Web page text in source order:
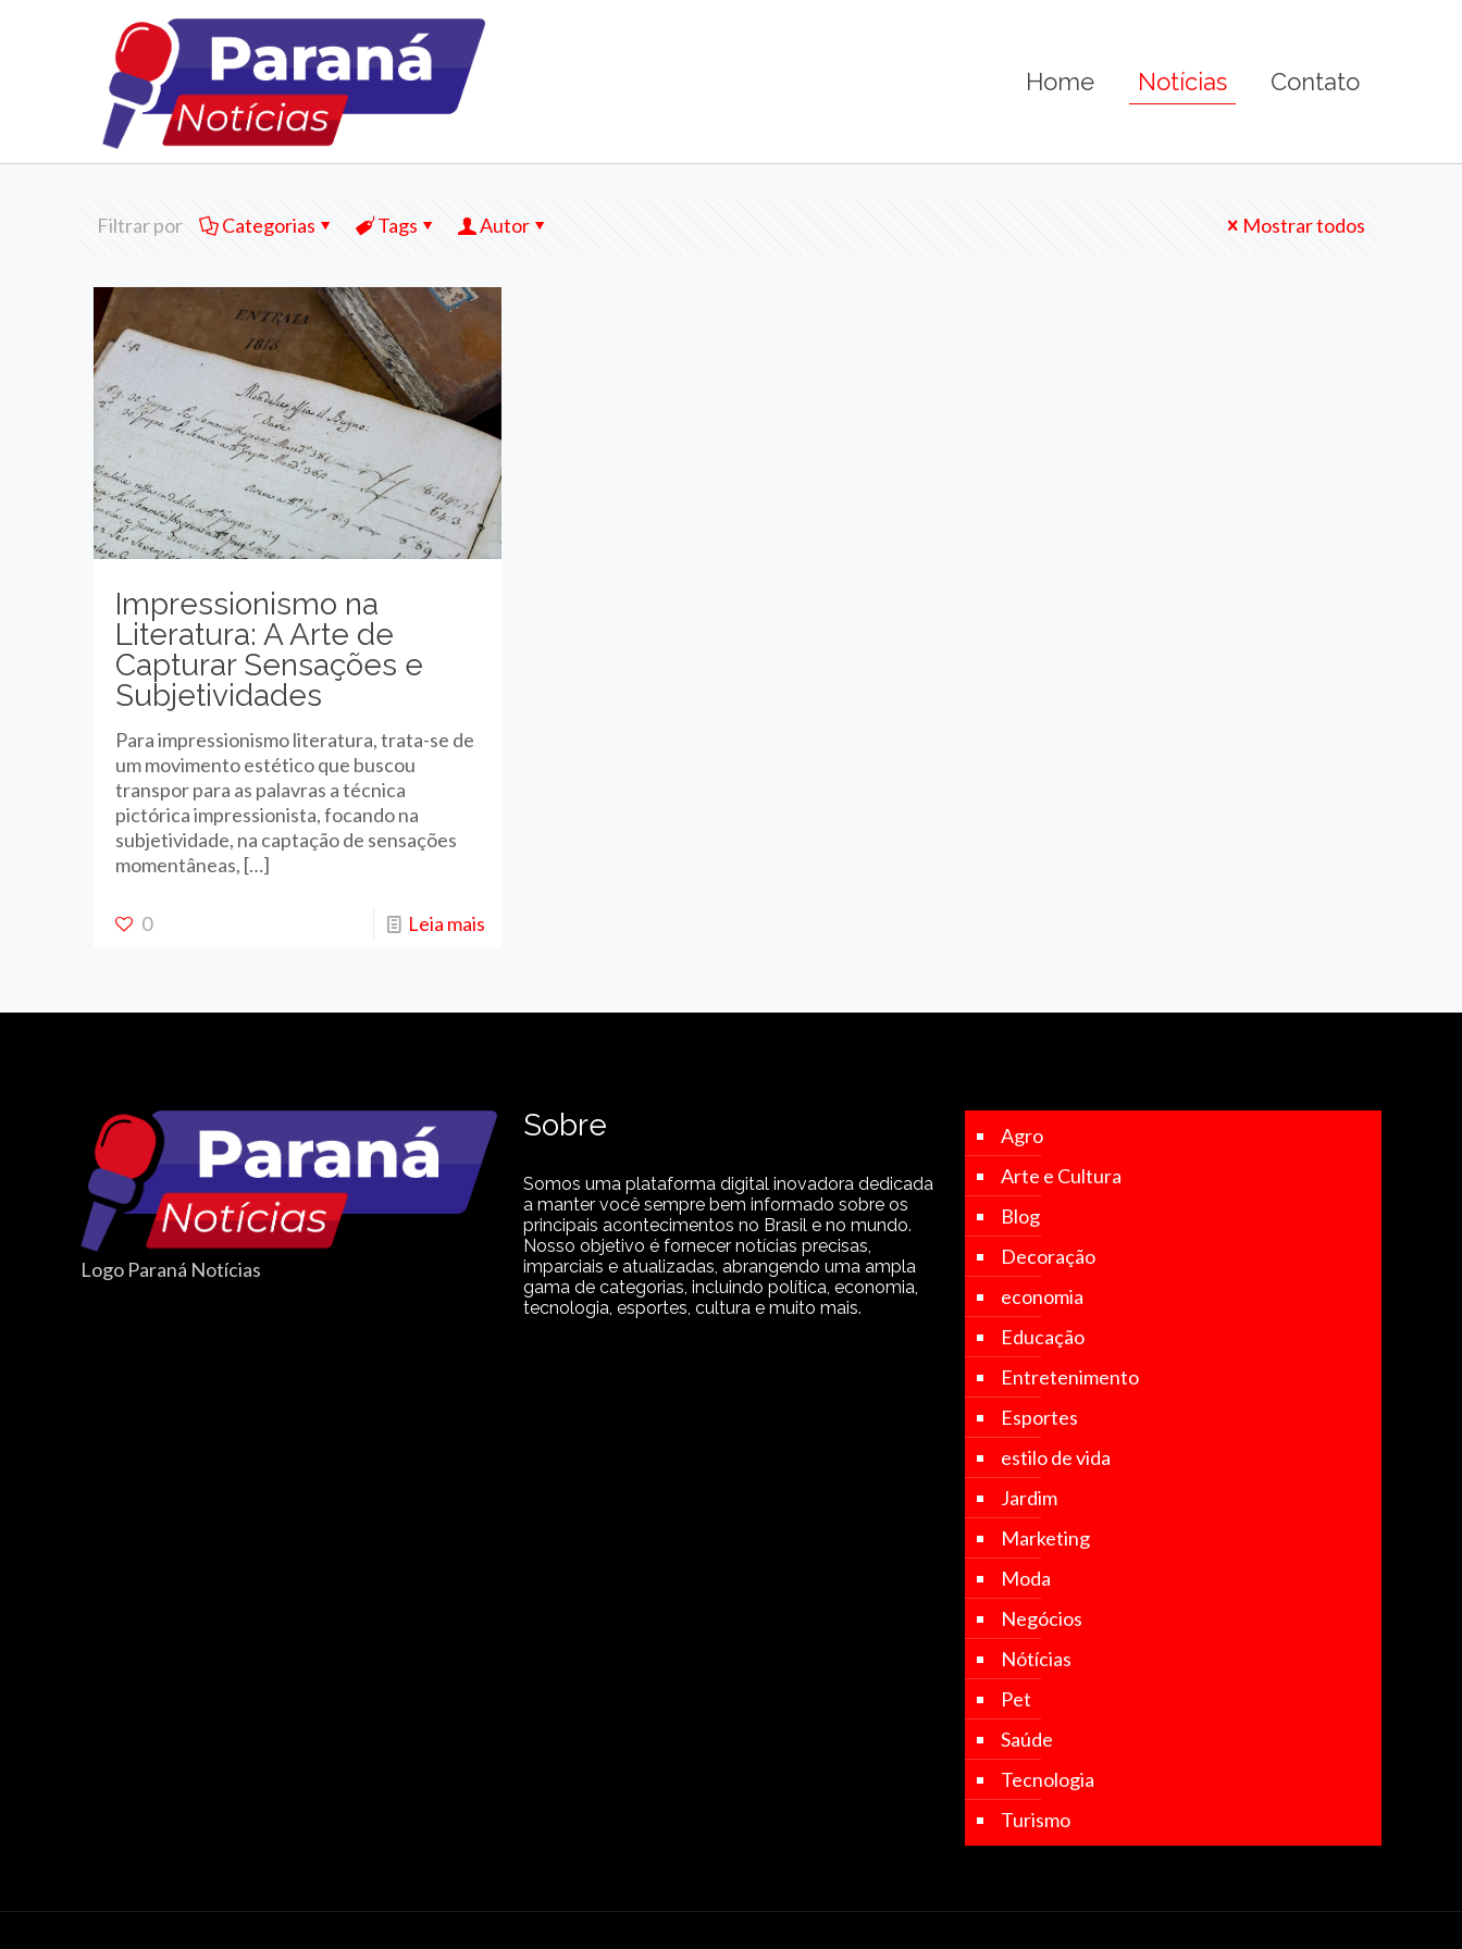
Home Notícias Contato
Filtrar por Categorias Tags Autor Mostrar todos
Impressionismo na
Literatura: A Arte de
Capturar Sensações e
Subjetividades
Para impressionismo literatura, trata-se de
um movimento estético que buscou
transpor para as palavras a técnica
pictórica impressionista, focando na
subjetividade, na captação de sensações
momentâneas, […]
0 Leia mais
Logo Paraná Notícias
Sobre
Somos uma plataforma digital inovadora dedicada
a manter você sempre bem informado sobre os
principais acontecimentos no Brasil e no mundo.
Nosso objetivo é fornecer notícias precisas,
imparciais e atualizadas, abrangendo uma ampla
gama de categorias, incluindo política, economia,
tecnologia, esportes, cultura e muito mais.
Agro
Arte e Cultura
Blog
Decoração
economia
Educação
Entretenimento
Esportes
estilo de vida
Jardim
Marketing
Moda
Negócios
Nótícias
Pet
Saúde
Tecnologia
Turismo